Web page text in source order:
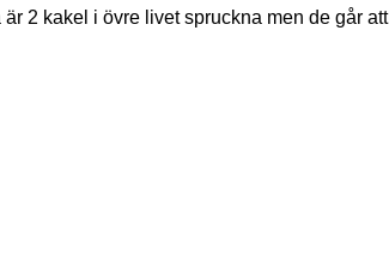
2 kakel i övre livet spruckna men de går att